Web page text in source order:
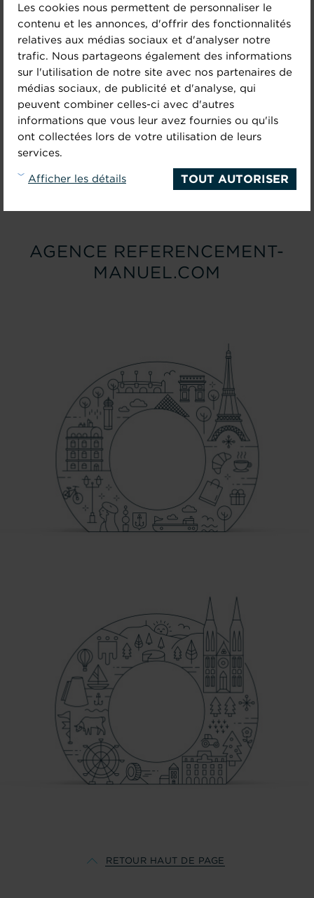
Les cookies nous permettent de personnaliser le
contenu et les annonces, d'offrir des fonctionnalités
relatives aux médias sociaux et d'analyser notre
trafic. Nous partageons également des informations
sur l'utilisation de notre site avec nos partenaires de
médias sociaux, de publicité et d'analyse, qui
peuvent combiner celles-ci avec d'autres
informations que vous leur avez fournies ou qu'ils
ont collectées lors de votre utilisation de leurs
services.
TOUT AUTORISER
Afficher les détails
AGENCE REFERENCEMENT-
MANUEL.COM
RETOUR HAUT DE PAGE